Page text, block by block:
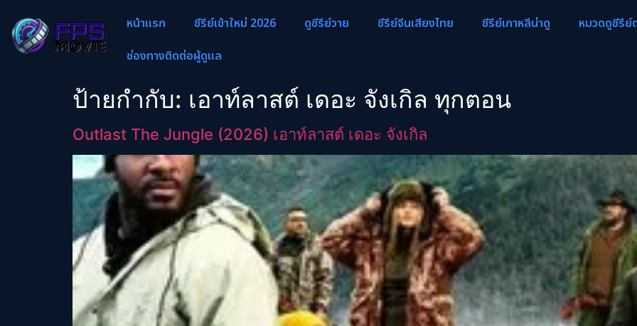
หน้าแรก ซีรีย์เข้าใหม่ 2026 ดูซีรีย์วาย ซีรีย์จีนเสียงไทย ซีรีย์เกาหลีน่าดู
หมวดดูซีรีย์
ช่องทางติดต่อผู้ดูแล
ป้ายกำกับ: เอาท์ลาสต์ เดอะ จังเกิล ทุกตอน
Outlast The Jungle (2026) เอาท์ลาสต์ เดอะ จังเกิล